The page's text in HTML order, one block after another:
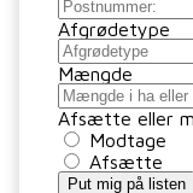
Afgrødetype
Mængde
Afsætte eller
Modtage
Afsætte
Put mig på listen